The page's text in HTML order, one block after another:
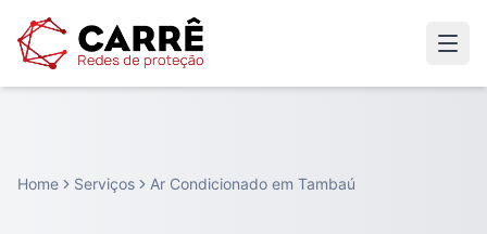
Home Serviços Ar Condicionado em Tambaú